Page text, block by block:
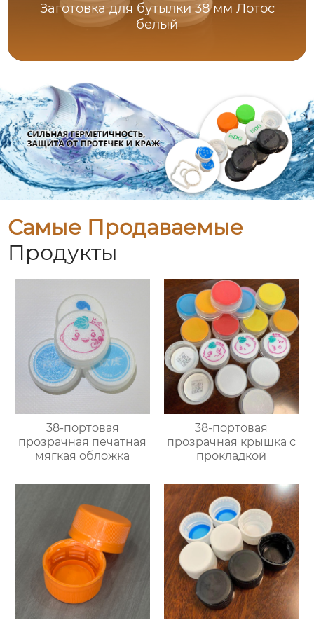
Заготовка для бутылки 38 мм Лотос
белый
Самые Продаваемые
Продукты
38-портовая
прозрачная печатная
мягкая обложка
38-портовая
прозрачная крышка с
прокладкой